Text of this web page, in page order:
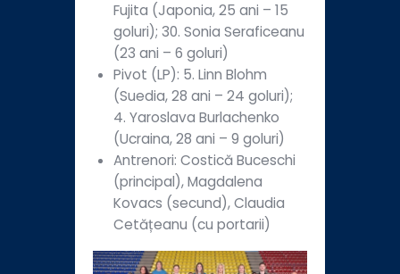
Fujita (Japonia, 25 ani – 15
goluri); 30. Sonia Seraficeanu
(23 ani – 6 goluri)
Pivot (LP): 5. Linn Blohm
(Suedia, 28 ani – 24 goluri);
4. Yaroslava Burlachenko
(Ucraina, 28 ani – 9 goluri)
Antrenori: Costică Buceschi
(principal), Magdalena
Kovacs (secund), Claudia
Cetățeanu (cu portarii)